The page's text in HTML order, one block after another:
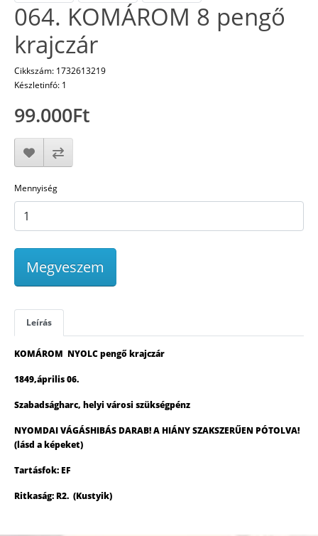
064. KOMÁROM 8 pengő
krajczár
Cikkszám: 1732613219
Készletinfó: 1
99.000Ft
Mennyiség
Megveszem
Leírás
KOMÁROM NYOLC pengő krajczár
1849,április 06.
Szabadságharc, helyi városi szükségpénz
NYOMDAI VÁGÁSHIBÁS DARAB! A HIÁNY SZAKSZERŰEN PÓTOLVA!
(lásd a képeket)
Tartásfok: EF
Ritkaság: R2. (Kustyik)